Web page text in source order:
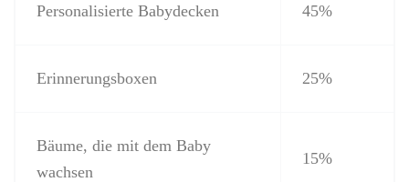
Personalisierte Babydecken 45%
Erinnerungsboxen 25%
Bäume, die mit dem Baby
wachsen
15%